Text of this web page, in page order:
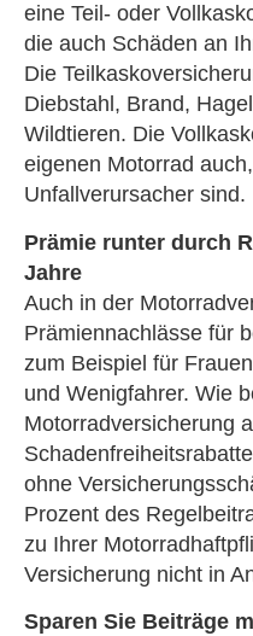
eine Teil- oder
die auch Schäden an
Die
Diebstahl, Brand,
Wildtieren. Die
eigenen Motorrad
Unfallverursacher sind.
Prämie runter durch
Jahre
Auch in der
Prämiennachlässe für
zum Beispiel für
und Wenigfahrer. Wie
Motor­rad­ver­sicherung
ohne
Prozent des
zu Ihrer
Versicherung nicht in
Sparen Sie Beiträge